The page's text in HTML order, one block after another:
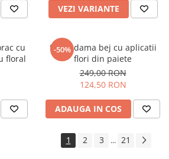
VEZI VARIANTE
cu
floral
-50%
Bluza dama bej cu aplicatii
flori din paiete
249,00 RON
124,50 RON
ADAUGA IN COS
1 2 3 ... 21